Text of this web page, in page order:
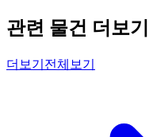
관련 물건 더보기
더보기 전체보기